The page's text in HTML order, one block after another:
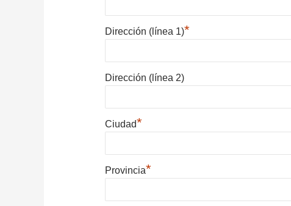
Dirección (línea 1)*
Dirección (línea 2)
Ciudad*
Provincia*